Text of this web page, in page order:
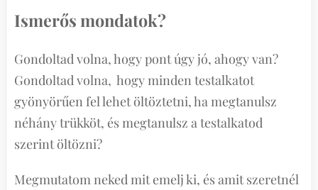
Ismerős mondatok?
Gondoltad volna, hogy pont úgy jó, ahogy van?
Gondoltad volna, hogy minden testalkatot
gyönyörűen fel lehet öltöztetni, ha megtanulsz
néhány trükköt, és megtanulsz a testalkatod
szerint öltözni?
Megmutatom neked mit emelj ki, és amit szeretnél